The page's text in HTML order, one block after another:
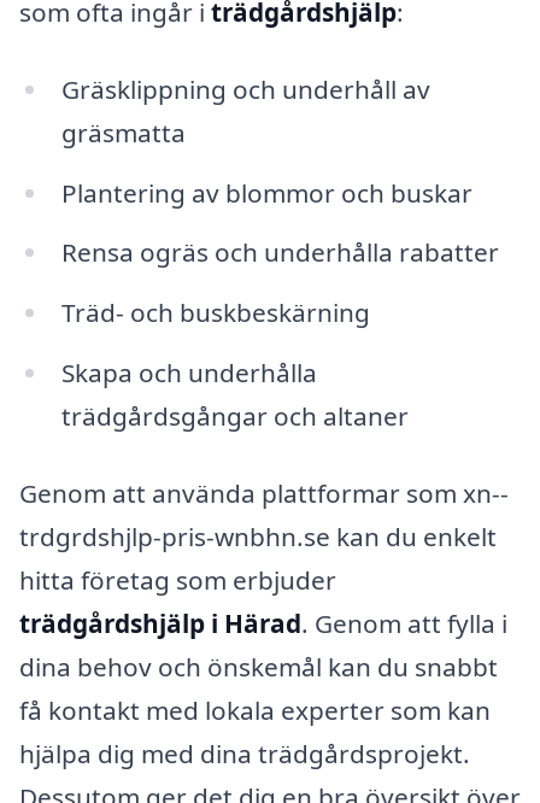
som ofta ingår i trädgårdshjälp:
Gräsklippning och underhåll av
gräsmatta
Plantering av blommor och buskar
Rensa ogräs och underhålla rabatter
Träd- och buskbeskärning
Skapa och underhålla
trädgårdsgångar och altaner
Genom att använda plattformar som xn--
trdgrdshjlp-pris-wnbhn.se kan du enkelt
hitta företag som erbjuder
trädgårdshjälp i Härad. Genom att fylla i
dina behov och önskemål kan du snabbt
få kontakt med lokala experter som kan
hjälpa dig med dina trädgårdsprojekt.